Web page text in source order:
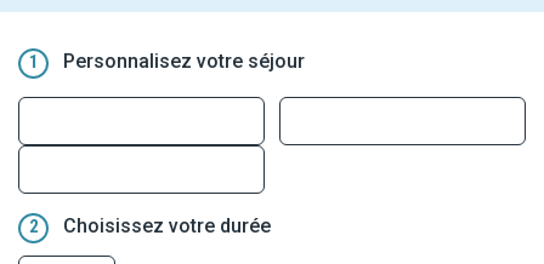
Guide pouvant changer d'une excursion à l'autre.
1 Personnalisez votre séjour
2 Choisissez votre durée